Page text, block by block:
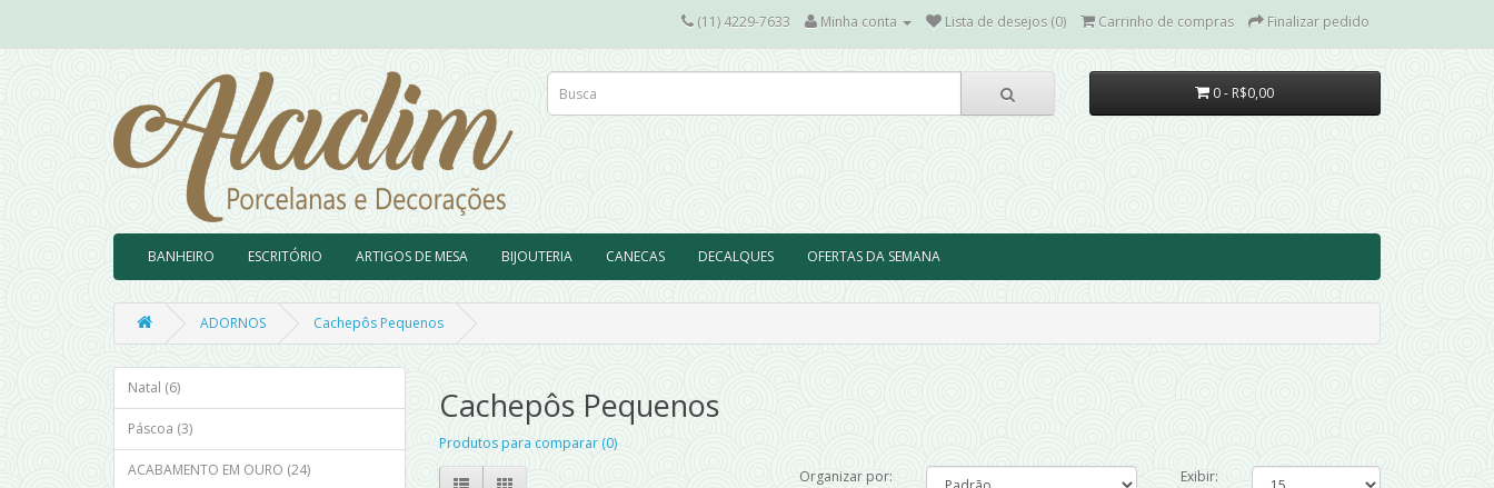
(11) 4229-7633 Minha conta Lista de desejos (0) Carrinho de compras Finalizar pedido
0 - R$0,00
BANHEIRO ESCRITÓRIO ARTIGOS DE MESA BIJOUTERIA CANECAS DECALQUES OFERTAS DA SEMANA
ADORNOS Cachepôs Pequenos
Natal (6)
Páscoa (3)
ACABAMENTO EM OURO (24)
Cachepôs Pequenos
Produtos para comparar (0)
Organizar por:
Exibir: